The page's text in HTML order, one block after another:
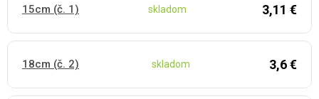
15cm (č. 1) skladom 3,11 €
18cm (č. 2) skladom 3,6 €